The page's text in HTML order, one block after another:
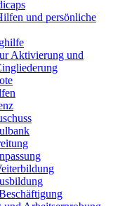
und persönliche
Aktivierung und